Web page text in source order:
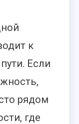
к
Если
рядом
где